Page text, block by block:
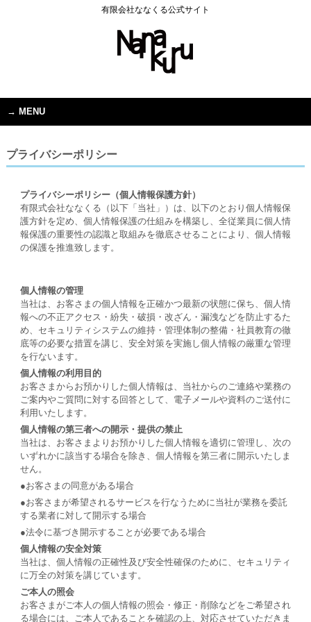
有限会社ななくる公式サイト
MENU
プライバシーポリシー
プライバシーポリシー（個人情報保護方針）
有限式会社ななくる（以下「当社」）は、以下のとおり個人情報保
護方針を定め、個人情報保護の仕組みを構築し、全従業員に個人情
報保護の重要性の認識と取組みを徹底させることにより、個人情報
の保護を推進致します。
個人情報の管理
当社は、お客さまの個人情報を正確かつ最新の状態に保ち、個人情
報への不正アクセス・紛失・破損・改ざん・漏洩などを防止するた
め、セキュリティシステムの維持・管理体制の整備・社員教育の徹
底等の必要な措置を講じ、安全対策を実施し個人情報の厳重な管理
を行ないます。
個人情報の利用目的
お客さまからお預かりした個人情報は、当社からのご連絡や業務の
ご案内やご質問に対する回答として、電子メールや資料のご送付に
利用いたします。
個人情報の第三者への開示・提供の禁止
当社は、お客さまよりお預かりした個人情報を適切に管理し、次の
いずれかに該当する場合を除き、個人情報を第三者に開示いたしま
せん。
●お客さまの同意がある場合
●お客さまが希望されるサービスを行なうために当社が業務を委託
する業者に対して開示する場合
●法令に基づき開示することが必要である場合
個人情報の安全対策
当社は、個人情報の正確性及び安全性確保のために、セキュリティ
に万全の対策を講じています。
ご本人の照会
お客さまがご本人の個人情報の照会・修正・削除などをご希望され
る場合には、ご本人であることを確認の上、対応させていただきま